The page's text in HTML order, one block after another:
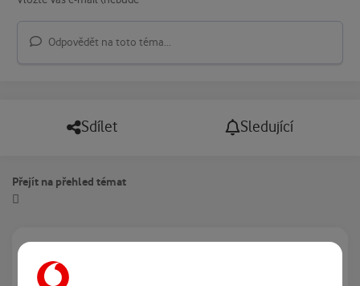
Odpovědět na toto téma...
Sdílet Sledující
Přejít na přehled témat
Právě prohlíží tuto stránku